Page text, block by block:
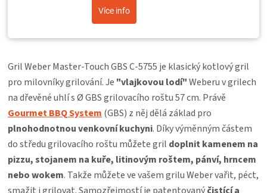
Více info
Gril Weber Master-Touch GBS C-5755 je klasický kotlový gril
pro milovníky grilování. Je "vlajkovou lodí"Weberu v grilech
na dřevěné uhlí s Ø GBS grilovacího roštu 57 cm. Právě
Gourmet BBQ System (GBS) z něj dělá základ pro
plnohodnotnou venkovní kuchyni. Díky výměnným částem
do středu grilovacího roštu můžete gril doplnit kamenem na
pizzu, stojanem na kuře, litinovým roštem, pánví, hrncem
nebo wokem. Takže můžete ve vašem grilu Weber vařit, péct,
smažit i grilovat. Samozřejmostí je patentovanýčistící a